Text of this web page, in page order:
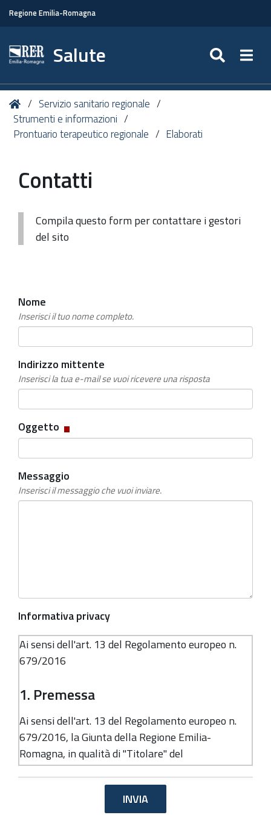
Regione Emilia-Romagna
Salute
Tu
sei
qui:
HomeServizio sanitario regionale
Strumenti e informazioni
Prontuario terapeutico regionale
Elaborati
Contatti
Compila questo form per contattare i gestori
del sito
Nome
Inserisci il tuo nome completo.
Indirizzo mittente
Inserisci la tua e-mail se vuoi ricevere una risposta
Oggetto Campo
obbligatorio
Messaggio
Inserisci il messaggio che vuoi inviare.
Informativa privacy
Ai sensi dell'art. 13 del Regolamento europeo n.
679/2016
1. Premessa
Ai sensi dell'art. 13 del Regolamento europeo n.
679/2016, la Giunta della Regione Emilia-
Romagna, in qualità di "Titolare" del
trattamento, è tenuta a fornirle informazioni in
merito all'utilizzo dei suoi dati personali.